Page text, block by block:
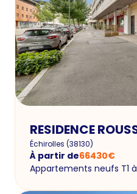
RESIDENCE
Échirolles (38130)
À partir de66430€
Appartements neufs T1 à